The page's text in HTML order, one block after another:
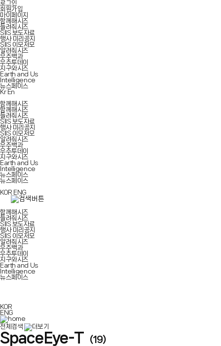
로그인
회원가입
마이페이지
함께해시즈
들려줘시즈
SIIS 보도자료
행사 미리공지
SIIS 이모저모
알려줘시즈
우주백과
우주투데이
지구와시즈
Earth and Us
Intelligence
뉴스페이스
Kr En
함께해시즈
함께해시즈
들려줘시즈
SIIS 보도자료
행사 미리공지
SIIS 이모저모
알려줘시즈
우주백과
우주투데이
지구와시즈
Earth and Us
Intelligence
뉴스페이스
뉴스페이스
KOR ENG
함께해시즈
들려줘시즈
SIIS 보도자료
행사 미리공지
SIIS 이모저모
알려줘시즈
우주백과
우주투데이
지구와시즈
Earth and Us
Intelligence
뉴스페이스
KOR
ENG
전체검색
SpaceEye-T (19)